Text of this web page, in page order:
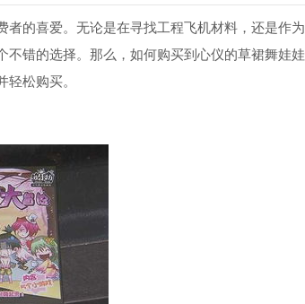
的喜爱。无论是在寻找工程飞机材料，还是作为
错的选择。那么，如何购买到心仪的草裙舞娃娃
松购买。